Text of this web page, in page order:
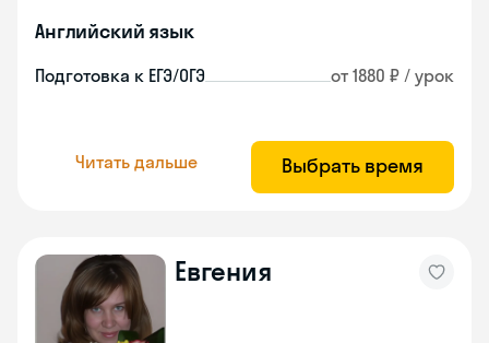
Английский язык
Подготовка к ЕГЭ/ОГЭ от 1880 ₽ / урок
Читать дальше Выбрать время
Евгения